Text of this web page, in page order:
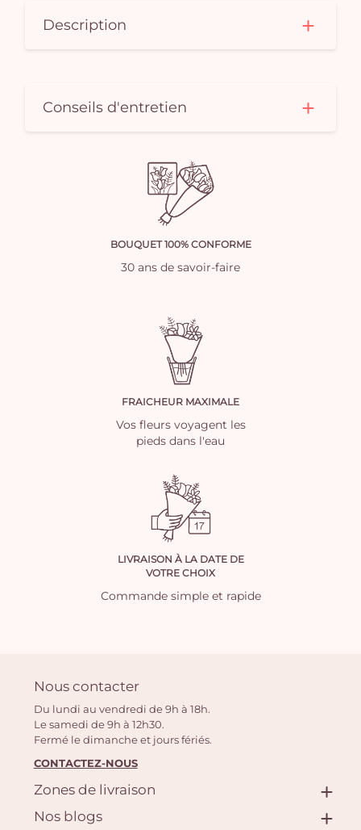
Description
Conseils d'entretien
BOUQUET 100% CONFORME
30 ans de savoir-faire
FRAICHEUR MAXIMALE
Vos fleurs voyagent les
pieds dans l'eau
LIVRAISON À LA DATE DE
VOTRE CHOIX
Commande simple et rapide
Nous contacter
Du lundi au vendredi de 9h à 18h.
Le samedi de 9h à 12h30.
Fermé le dimanche et jours fériés.
CONTACTEZ-NOUS
Zones de livraison
Nos blogs